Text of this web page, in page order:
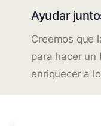
Ayudar
Creemos que
para hacer un
enriquecer a